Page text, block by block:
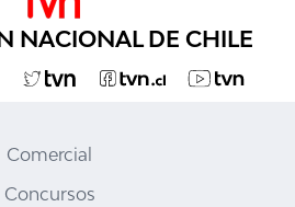
NACIONAL DE CHILE
Comercial
Concursos